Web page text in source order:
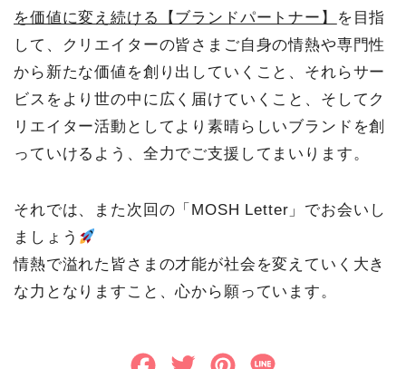
を価値に変え続ける【ブランドパートナー】
を目指
して、クリエイターの皆さまご自身の情熱や専門性
から新たな価値を創り出していくこと、それらサー
ビスをより世の中に広く届けていくこと、そしてク
リエイター活動としてより素晴らしいブランドを創
っていけるよう、全力でご支援してまいります。
それでは、また次回の「MOSH Letter」でお会いし
ましょう
情熱で溢れた皆さまの才能が社会を変えていく大き
な力となりますこと、心から願っています。